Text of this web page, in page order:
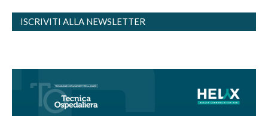
ISCRIVITI ALLA NEWSLETTER